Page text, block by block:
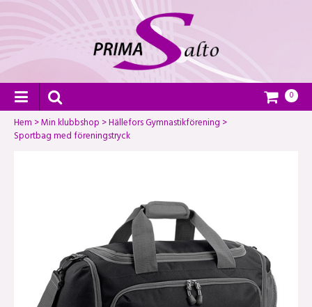
0
Hem >Min klubbshop >Hällefors Gymnastikförening >
Sportbag med föreningstryck